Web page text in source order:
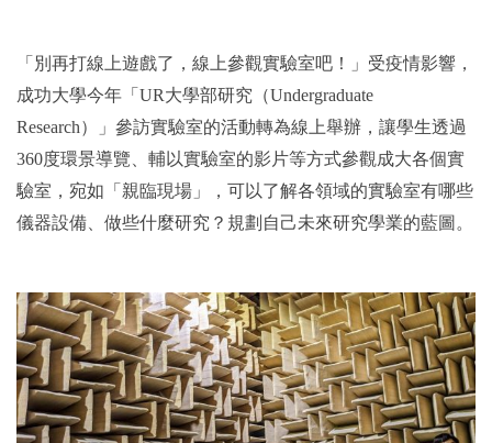
「別再打線上遊戲了，線上參觀實驗室吧！」受疫情影響，
成功大學今年「 UR大學部研究（Undergraduate
Research）」參訪實驗室的活動轉為線上舉辦，讓學生透過
360度環景導覽、輔以實驗室的影片等方式參觀成大各個實
驗室，宛如「親臨現場」，可以了解各領域的實驗室有哪些
儀器設備、做些什麼研究？規劃自己未來研究學業的藍圖。